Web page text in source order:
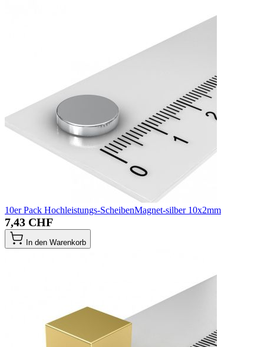
10er Pack Hochleistungs-ScheibenMagnet-silber 10x2mm
7,43 CHF
In den Warenkorb